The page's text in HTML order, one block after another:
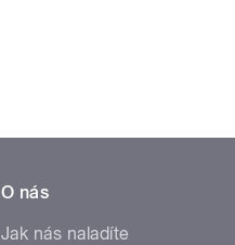
O nás
Jak nás naladíte